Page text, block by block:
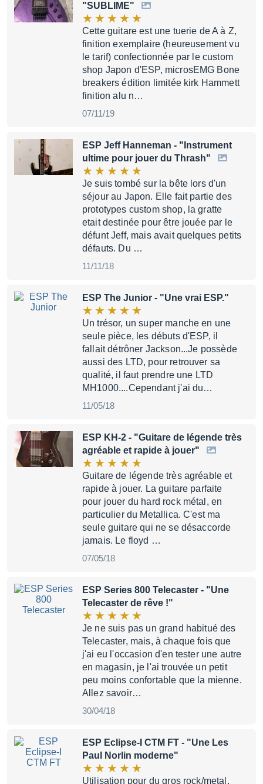
"SUBLIME"
Cette guitare est une tuerie de A à Z,
finition exemplaire (heureusement vu
le tarif) confectionnée par le custom
shop Japon d'ESP, microsEMG Bone
breakers édition limitée kirk Hammett
finition alu n…
07/11/19
ESP Jeff Hanneman - "Instrument
ultime pour jouer du Thrash"
Je suis tombé sur la bête lors d'un
séjour au Japon. Elle fait partie des
prototypes custom shop, la gratte
etait destinée pour être jouée par le
défunt Jeff, mais avait quelques petits
défauts. Du …
11/11/18
ESP The Junior - "Une vrai ESP."
Un trésor, un super manche en une
seule pièce, les débuts d'ESP, il
fallait détrôner Jackson...Je possède
aussi des LTD, pour retrouver sa
qualité, il faut prendre une LTD
MH1000....Cependant j'ai du…
11/05/18
ESP KH-2 - "Guitare de légende très
agréable et rapide à jouer"
Guitare de légende très agréable et
rapide à jouer. La guitare parfaite
pour jouer du hard rock métal, en
particulier du Metallica. C'est ma
seule guitare qui ne se désaccorde
jamais. Le floyd …
07/05/18
ESP Series 800 Telecaster - "Une
Telecaster de rêve !"
Je ne suis pas un grand habitué des
Telecaster, mais, à chaque fois que
j'ai eu l'occasion d'en tester une autre
en magasin, je l'ai trouvée un petit
peu moins confortable que la mienne.
Allez savoir…
30/04/18
ESP Eclipse-I CTM FT - "Une Les
Paul Norlin moderne"
Utilisation pour du gros rock/metal,